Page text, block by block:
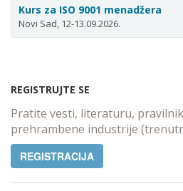
Kurs za ISO 9001 menadžera
Novi Sad, 12-13.09.2026.
REGISTRUJTE SE
Pratite vesti, literaturu,
prehrambene industrije
REGISTRACIJA